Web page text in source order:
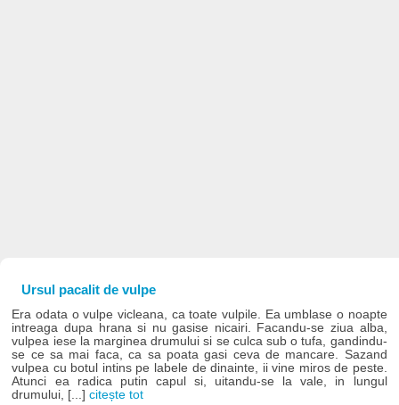
Ursul pacalit de vulpe
Era odata o vulpe vicleana, ca toate vulpile. Ea umblase o noapte
intreaga dupa hrana si nu gasise nicairi. Facandu-se ziua alba,
vulpea iese la marginea drumului si se culca sub o tufa, gandindu-
se ce sa mai faca, ca sa poata gasi ceva de mancare. Sazand
vulpea cu botul intins pe labele de dinainte, ii vine miros de peste.
Atunci ea radica putin capul si, uitandu-se la vale, in lungul
drumului, [...]citește tot